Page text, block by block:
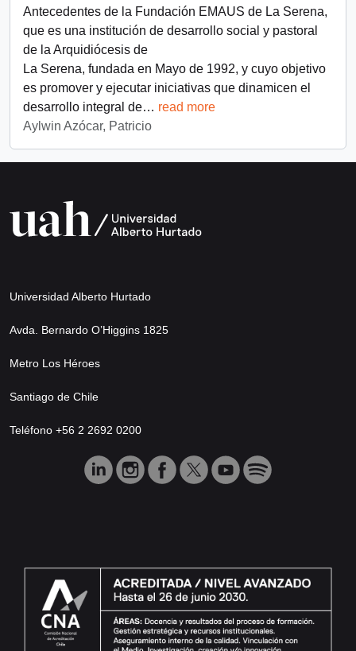
Antecedentes de la Fundación EMAUS de La Serena,
que es una institución de desarrollo social y pastoral
de la Arquidiócesis de
La Serena, fundada en Mayo de 1992, y cuyo objetivo
es promover y ejecutar iniciativas que dinamicen el
desarrollo integral de… read more
Aylwin Azócar, Patricio
Universidad Alberto Hurtado
Avda. Bernardo O’Higgins 1825
Metro Los Héroes
Santiago de Chile
Teléfono +56 2 2692 0200